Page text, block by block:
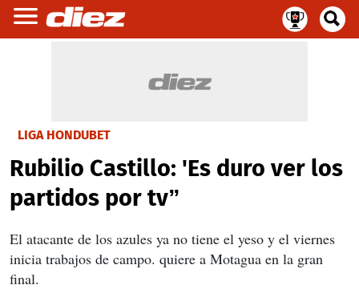
LIGA HONDUBET
Rubilio Castillo: 'Es duro ver los
partidos por tv”
El atacante de los azules ya no tiene el yeso y el viernes
inicia trabajos de campo. quiere a Motagua en la gran
final.